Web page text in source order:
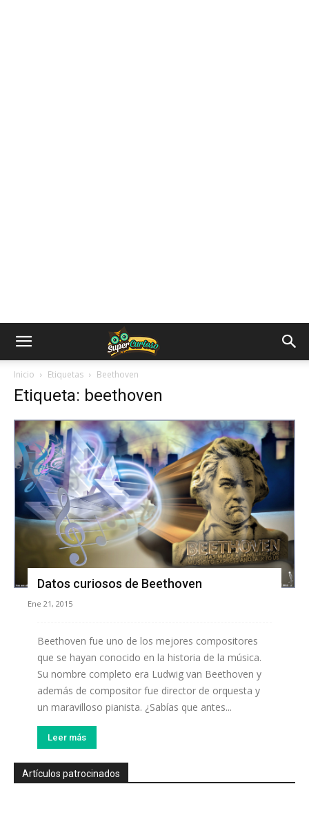
Inicio Etiquetas Beethoven
Etiqueta: beethoven
Datos curiosos de Beethoven
Ene 21, 2015
Beethoven fue uno de los mejores compositores
que se hayan conocido en la historia de la música.
Su nombre completo era Ludwig van Beethoven y
además de compositor fue director de orquesta y
un maravilloso pianista. ¿Sabías que antes...
Leer más
Artículos patrocinados